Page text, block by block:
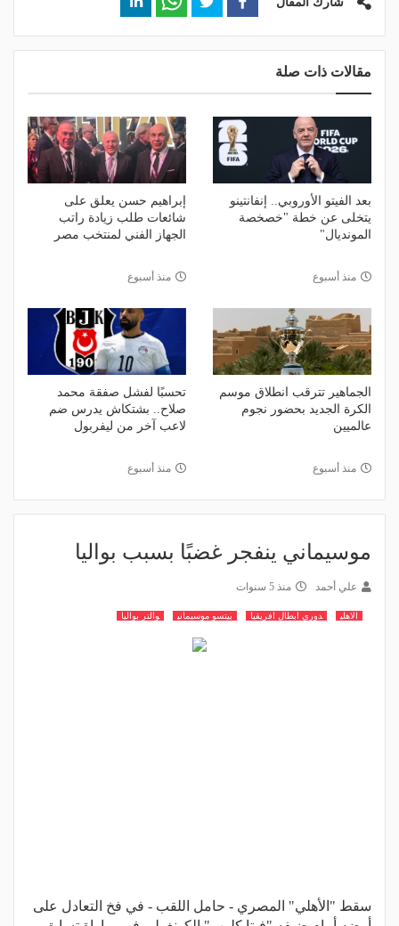
مقالات ذات صلة
بعد الفيتو الأوروبي.. إنفانتينو
يتخلى عن خطة "خصخصة
المونديال"
منذ أسبوع
إبراهيم حسن يعلق على
شائعات طلب زيادة راتب
الجهاز الفني لمنتخب مصر
منذ أسبوع
الجماهير تترقب انطلاق موسم
الكرة الجديد بحضور نجوم
عالميين
منذ أسبوع
تحسبًا لفشل صفقة محمد
صلاح.. بشتكاش يدرس ضم
لاعب آخر من ليفربول
منذ أسبوع
موسيماني ينفجر غضبًا بسبب بواليا
علي أحمد منذ 5 سنوات
الاهلي دوري ابطال افريقيا بيتسو موسيماني والتر بواليا
سقط "الأهلي" المصري - حامل اللقب - في فخ التعادل على